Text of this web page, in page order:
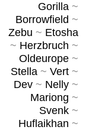
Gorilla~
Borrowfield ~
Zebu ~ Etosha
~ Herzbruch ~
Oldeurope~
Stella~ Vert~
Dev~ Nelly~
Mariong ~
Svenk~
Huflaikhan ~